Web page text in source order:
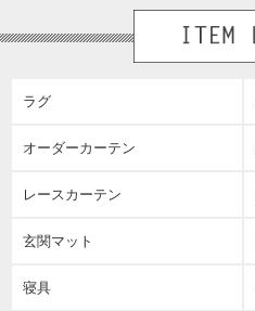
ラグ
オーダーカーテン
レースカーテン
玄関マット
寝具